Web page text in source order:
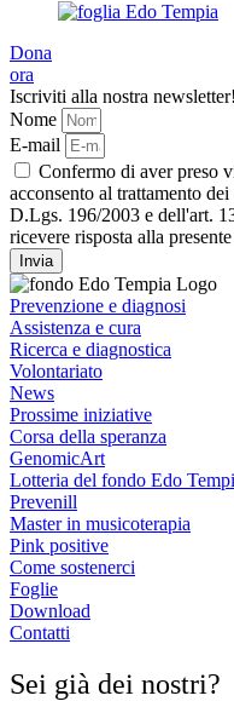
Dona
ora
Iscriviti alla nostra newsletter!
Nome
E-mail
Confermo di aver preso
acconsento al trattamento
D.Lgs. 196/2003 e dell'art.
ricevere risposta alla
Invia
Prevenzione e diagnosi
Assistenza e cura
Ricerca e diagnostica
Volontariato
News
Prossime iniziative
Corsa della speranza
GenomicArt
Lotteria del fondo Edo
Prevenill
Master in musicoterapia
Pink positive
Come sostenerci
Foglie
Download
Contatti
Sei già dei nostri?